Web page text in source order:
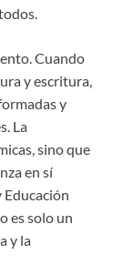
Cuando
y escritura,
y
La
sino que
en sí
Educación
es solo un
y la